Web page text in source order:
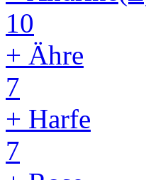
10
+ Ähre
7
+ Harfe
7